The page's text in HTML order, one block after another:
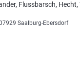
Flussbarsch, Hecht,
Saalburg-Ebersdorf